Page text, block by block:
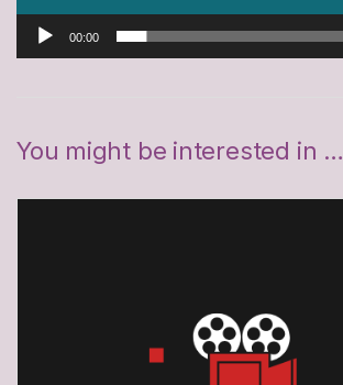
00:00
You might be interested in …